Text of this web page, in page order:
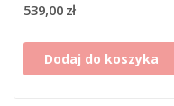
539,00 zł
Dodaj do koszyka